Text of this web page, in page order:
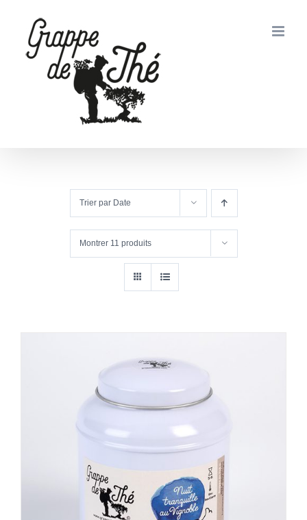
contenu
Trier par Date
Montrer 11 produits